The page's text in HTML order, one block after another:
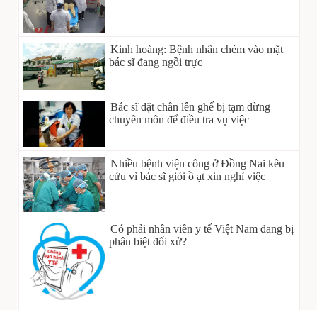
Kinh hoàng: Bệnh nhân chém vào mặt
bác sĩ đang ngồi trực
Bác sĩ đặt chân lên ghế bị tạm dừng
chuyên môn để điều tra vụ việc
Nhiều bệnh viện công ở Đồng Nai kêu
cứu vì bác sĩ giỏi ồ ạt xin nghỉ việc
Có phải nhân viên y tế Việt Nam đang bị
phân biệt đối xử?